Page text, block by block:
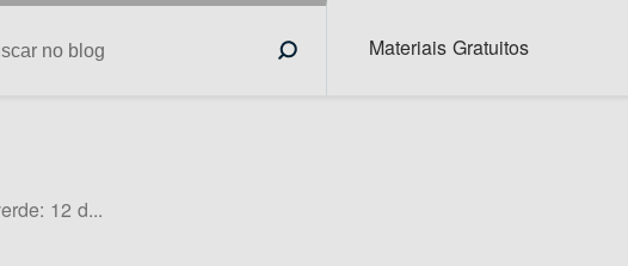
Materiais Gratuitos
12 d...